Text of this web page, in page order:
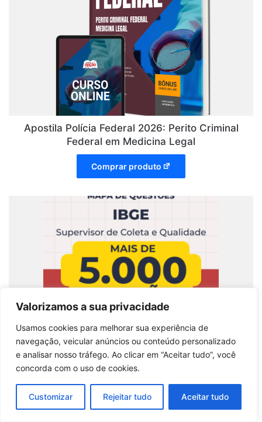
Valorizamos a sua privacidade
Usamos cookies para melhorar sua experiência de
navegação, veicular anúncios ou conteúdo personalizado
e analisar nosso tráfego. Ao clicar em “Aceitar tudo”, você
concorda com o uso de cookies.
Customizar Rejeitar tudo Aceitar tudo
Apostila Polícia Federal 2026: Perito Criminal
Federal em Medicina Legal
Comprar produto
Mapa de Questões Online: IBGE – Supervisor de
Coleta e Qualidade com 5 Mil Questões